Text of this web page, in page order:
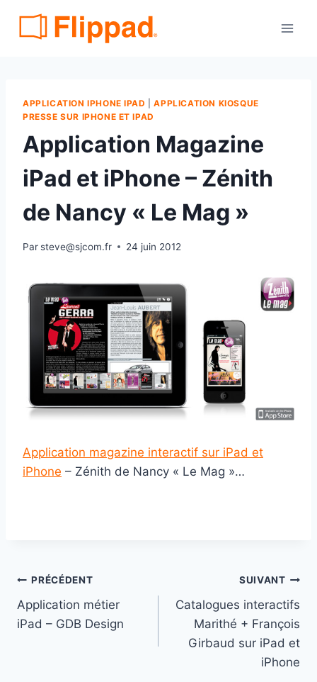
APPLICATION IPHONE IPAD |APPLICATION KIOSQUE
PRESSE SUR IPHONE ET IPAD
Application Magazine
iPad et iPhone – Zénith
de Nancy « Le Mag »
Parsteve@sjcom.fr 24 juin 2012
Application magazine interactif sur iPad et
iPhone – Zénith de Nancy « Le Mag »…
Navigation
de
PRÉCÉDENT
Application métier
iPad – GDB Design
SUIVANT
Catalogues interactifs
Marithé + François
Girbaud sur iPad et
iPhone